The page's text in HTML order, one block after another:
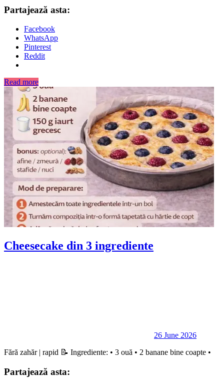
Partajează asta:
Facebook
WhatsApp
Pinterest
Reddit
Read more
Cheesecake din 3 ingrediente
26 June 2026
Fără zahăr | rapid 📝 Ingrediente: • 3 ouă • 2 banane bine coapte •
Partajează asta: